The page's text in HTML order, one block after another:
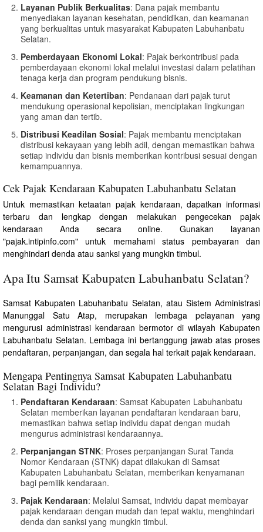
Layanan Publik Berkualitas: Dana pajak membantu
menyediakan layanan kesehatan, pendidikan, dan keamanan
yang berkualitas untuk masyarakat Kabupaten Labuhanbatu
Selatan.
Pemberdayaan Ekonomi Lokal: Pajak berkontribusi pada
pemberdayaan ekonomi lokal melalui investasi dalam pelatihan
tenaga kerja dan program pendukung bisnis.
Keamanan dan Ketertiban: Pendanaan dari pajak turut
mendukung operasional kepolisian, menciptakan lingkungan
yang aman dan tertib.
Distribusi Keadilan Sosial: Pajak membantu menciptakan
distribusi kekayaan yang lebih adil, dengan memastikan bahwa
setiap individu dan bisnis memberikan kontribusi sesuai dengan
kemampuannya.
Cek Pajak Kendaraan Kabupaten Labuhanbatu Selatan
Untuk memastikan ketaatan pajak kendaraan, dapatkan informasi
terbaru dan lengkap dengan melakukan pengecekan pajak
kendaraan Anda secara online. Gunakan layanan
"pajak.intipinfo.com" untuk memahami status pembayaran dan
menghindari denda atau sanksi yang mungkin timbul.
Apa Itu Samsat Kabupaten Labuhanbatu Selatan?
Samsat Kabupaten Labuhanbatu Selatan, atau Sistem Administrasi
Manunggal Satu Atap, merupakan lembaga pelayanan yang
mengurusi administrasi kendaraan bermotor di wilayah Kabupaten
Labuhanbatu Selatan. Lembaga ini bertanggung jawab atas proses
pendaftaran, perpanjangan, dan segala hal terkait pajak kendaraan.
Mengapa Pentingnya Samsat Kabupaten Labuhanbatu
Selatan Bagi Individu?
Pendaftaran Kendaraan: Samsat Kabupaten Labuhanbatu
Selatan memberikan layanan pendaftaran kendaraan baru,
memastikan bahwa setiap individu dapat dengan mudah
mengurus administrasi kendaraannya.
Perpanjangan STNK: Proses perpanjangan Surat Tanda
Nomor Kendaraan (STNK) dapat dilakukan di Samsat
Kabupaten Labuhanbatu Selatan, memberikan kenyamanan
bagi pemilik kendaraan.
Pajak Kendaraan: Melalui Samsat, individu dapat membayar
pajak kendaraan dengan mudah dan tepat waktu, menghindari
denda dan sanksi yang mungkin timbul.